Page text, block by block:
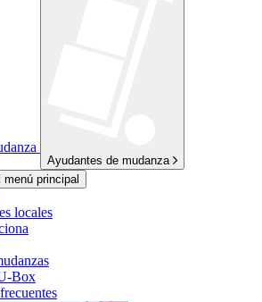
Ayudantes de mudanza
menú principal
locales
Box